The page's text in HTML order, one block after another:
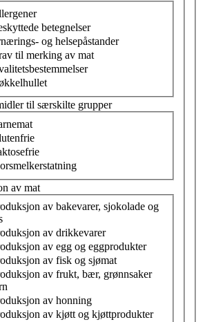
innen merking av mat
betegnelser
og helsepåstander
til merking av mat
til særskilte grupper
innen næringsmidler til særskilte grupper
av mat
innen produksjon av mat
av bakevarer, sjokolade og
av drikkevarer
av egg og eggprodukter
av fisk og sjømat
av frukt, bær, grønnsaker
av honning
av kjøtt og kjøttprodukter